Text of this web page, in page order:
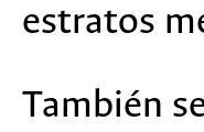
estratos
También